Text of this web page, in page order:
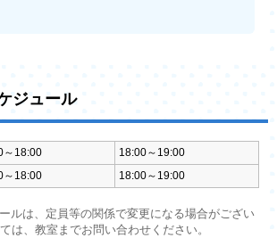
ジュール
～18:00
18:00～19:00
～18:00 18:00～19:00
ルは、定員等の関係で変更になる場合がござい
は、教室までお問い合わせください。